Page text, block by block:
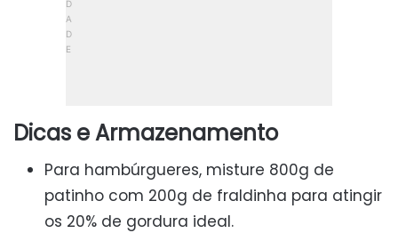
Dicas e Armazenamento
Para hambúrgueres, misture 800g de
patinho com 200g de fraldinha para atingir
os 20% de gordura ideal.